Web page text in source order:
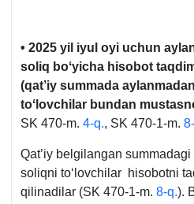
• 2025 yil iyul oyi uchun
soliq boʻyicha hisobot
(qat’iy summada
toʻlovchilar bundan
SK 470-m. 4-q., SK 470-1-m.
Qat’iy belgilangan
soliqni toʻlovchilar hisobotni
qilinadilar (SK 470-1-m. 8-q.).